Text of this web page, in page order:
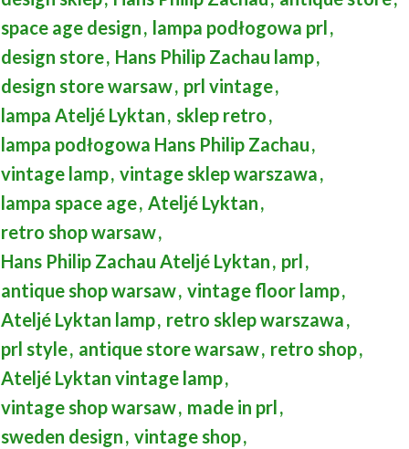
space age design, lampa podłogowa prl,
design store, Hans Philip Zachau lamp,
design store warsaw, prl vintage,
lampa Ateljé Lyktan, sklep retro,
lampa podłogowa Hans Philip Zachau,
vintage lamp, vintage sklep warszawa,
lampa space age, Ateljé Lyktan,
retro shop warsaw,
Hans Philip Zachau Ateljé Lyktan, prl,
antique shop warsaw, vintage floor lamp,
Ateljé Lyktan lamp, retro sklep warszawa,
prl style, antique store warsaw, retro shop,
Ateljé Lyktan vintage lamp,
vintage shop warsaw, made in prl,
sweden design, vintage shop,